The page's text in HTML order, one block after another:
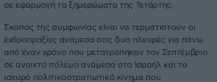
σε εφαρμογή τα ξημερώματα της Τετάρτης.
Σκοπός της συμφωνίας είναι να τερματιστούν οι
εχθροπραξίες ανάμεσα στις δυο πλευρές για πάνω
από έναν χρόνο που μετατράπηκαν τον Σεπτέμβριο
σε ανοικτό πόλεμο ανάμεσα στο Ισραήλ και το
ισχυρό πολιτικοστρατιωτικό κίνημα που